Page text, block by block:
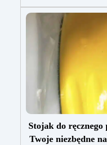
wiązania z
nie łuszczy się.
twardego oleju na
specjalnie
twardy olej na
pierwszym
który można
wałkiem, bez
stosowany do
odnawiania /
szlifowania, dzięki
będą już wymagały
Stojak do
Twoje niezbędne